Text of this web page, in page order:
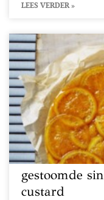
LEES VERDER »
gestoomde
custard